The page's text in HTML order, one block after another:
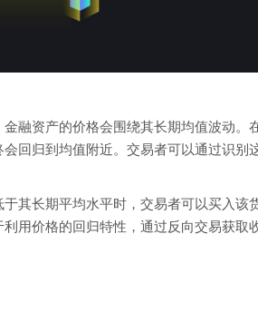
融资产的价格会围绕其长期均值波动。
回归到均值附近。交易者可以通过识别
其长期平均水平时，交易者可以买入该
用价格的回归特性，通过反向交易获取收